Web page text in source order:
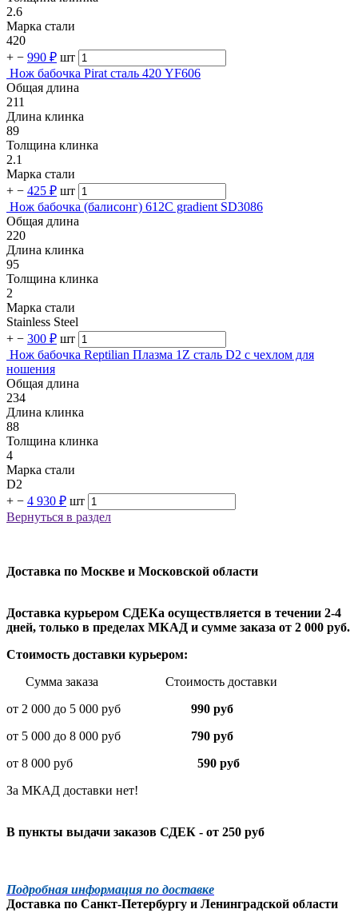
2.6
Марка стали
420
+ − 990 ₽ шт
Нож бабочка Pirat сталь 420 YF606
Общая длина
211
Длина клинка
89
Толщина клинка
2.1
Марка стали
+ − 425 ₽ шт
Нож бабочка (балисонг) 612C gradient SD3086
Общая длина
220
Длина клинка
95
Толщина клинка
2
Марка стали
Stainless Steel
+ − 300 ₽ шт
Нож бабочка Reptilian Плазма 1Z сталь D2 с чехлом для
ношения
Общая длина
234
Длина клинка
88
Толщина клинка
4
Марка стали
D2
+ − 4 930 ₽ шт
Вернуться в раздел
Доставка по Москве и Московской области
Доставка курьером СДЕКа осуществляется в течении 2-4
дней, только в пределах МКАД и сумме заказа от 2 000 руб.
Стоимость доставки курьером:
Сумма заказа Стоимость доставки
от 2 000 до 5 000 руб
990 руб
от 5 000 до 8 000 руб 790 руб
от 8 000 руб 590 руб
За МКАД доставки нет!
В пункты выдачи заказов СДЕК - от 250 руб
Подробная информация по доставке
Доставка по Санкт-Петербургу и Ленинградской области